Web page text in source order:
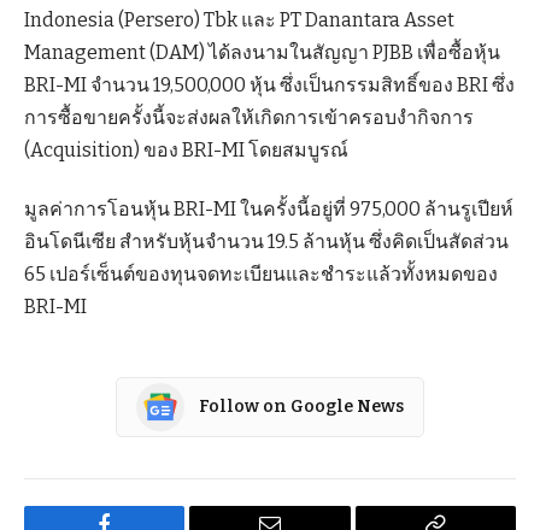
Indonesia (Persero) Tbk และ PT Danantara Asset
Management (DAM) ได้ลงนามในสัญญา PJBB เพื่อซื้อหุ้น
BRI-MI จำนวน 19,500,000 หุ้น ซึ่งเป็นกรรมสิทธิ์ของ BRI ซึ่ง
การซื้อขายครั้งนี้จะส่งผลให้เกิดการเข้าครอบงำกิจการ
(Acquisition) ของ BRI-MI โดยสมบูรณ์
มูลค่าการโอนหุ้น BRI-MI ในครั้งนี้อยู่ที่ 975,000 ล้านรูเปียห์
อินโดนีเซีย สำหรับหุ้นจำนวน 19.5 ล้านหุ้น ซึ่งคิดเป็นสัดส่วน
65 เปอร์เซ็นต์ของทุนจดทะเบียนและชำระแล้วทั้งหมดของ
BRI-MI
Follow on Google News